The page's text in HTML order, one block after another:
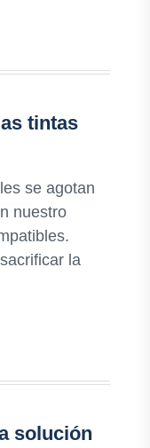
tintas
se agotan
nuestro
la
solución